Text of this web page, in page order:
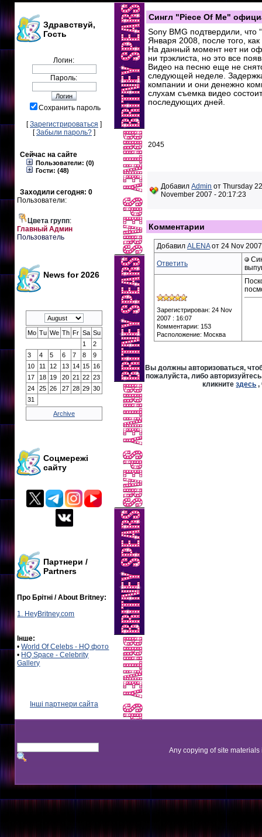
Здравствуй,
Гость
Логин:
Пароль:
Сохранить пароль
[Зарегистрироваться ]
[Забыли пароль? ]
Сейчас на сайте
Пользователи: (0)
Гости: (48)
Заходили сегодня: 0
Пользователи:
Цвета групп:
Главный Админ
Пользователь
News for 2026
Mo Tu We Th Fr Sa Su
1
2
3
4 5 6 7 8
9
10
11 12 13 14 15 16
17
18 19 20 21 22 23
24
25 26 27 28 29 30
31
Archive
Соцмережі
сайту
Партнери /
Partners
Про Брітні / About Britney:
1. HeyBritney.com
Інше:
•World Of Celebs - HQ фото
• HQ Space - Celebrity
Gallery
Інші партнери сайта
Сингл "Piece Of Me"
Sony BMG подтвердили, что
Января 2008, после того,
На данный момент нет ни
ни трэклиста, но это все
Видео на песню еще не
следующей неделе.
компании и они денежно
слухам съемка видео
последующих дней.
2045
ДобавилAdmin от Thursday
November 2007 - 20:17:23
Комментарии
Добавил ALENAот 24 Nov
Ответить
Зарегистрирован: 24 Nov
2007 : 16:07
Комментарии: 153
Расположение: Москва
Вы должны авторизоваться,
пожалуйста, либо
кликнитездесь ,
Any copying of site